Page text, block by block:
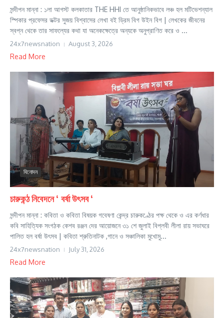
সন্দীপন মান্না : ১লা আগস্ট কলকাতার THE HHI তে আনুষ্ঠানিকভাবে লঞ্চ হল মটিভেশন্যাল
স্পিকার প্রফেসর ডক্টর সুজয় বিশ্বাসের লেখা বই ড্রিম বিগ উইন বিগ | লেখকের জীবনের
স্বপ্ন থেকে তার সাফল্যের কথা যা অনেকক্ষেত্রে অন্যকে অনুপ্রাণিত করে ও ...
24x7newsnation August 3, 2026
Read More
বিনোদন
চারুকন্ঠ নিবেদনে ‘ বর্ষা উৎসব ‘
সন্দীপন মান্না : কবিতা ও কবিতা বিষয়ক গবেষণা কেন্দ্র চারুকণ্ঠের পক্ষ থেকে ও এর কর্ণধার
কবি সাহিত্যিক সংগঠক কেশব রঞ্জন দের আয়োজনে ৩১ শে জুলাই বিপ্লবী লীলা রায় সভাঘরে
পালিত হল বর্ষা উৎসব | কবিতা শ্রুতিনাটক ,গানে ও সঞ্চালিকা মুখোমু...
24x7newsnation July 31, 2026
Read More